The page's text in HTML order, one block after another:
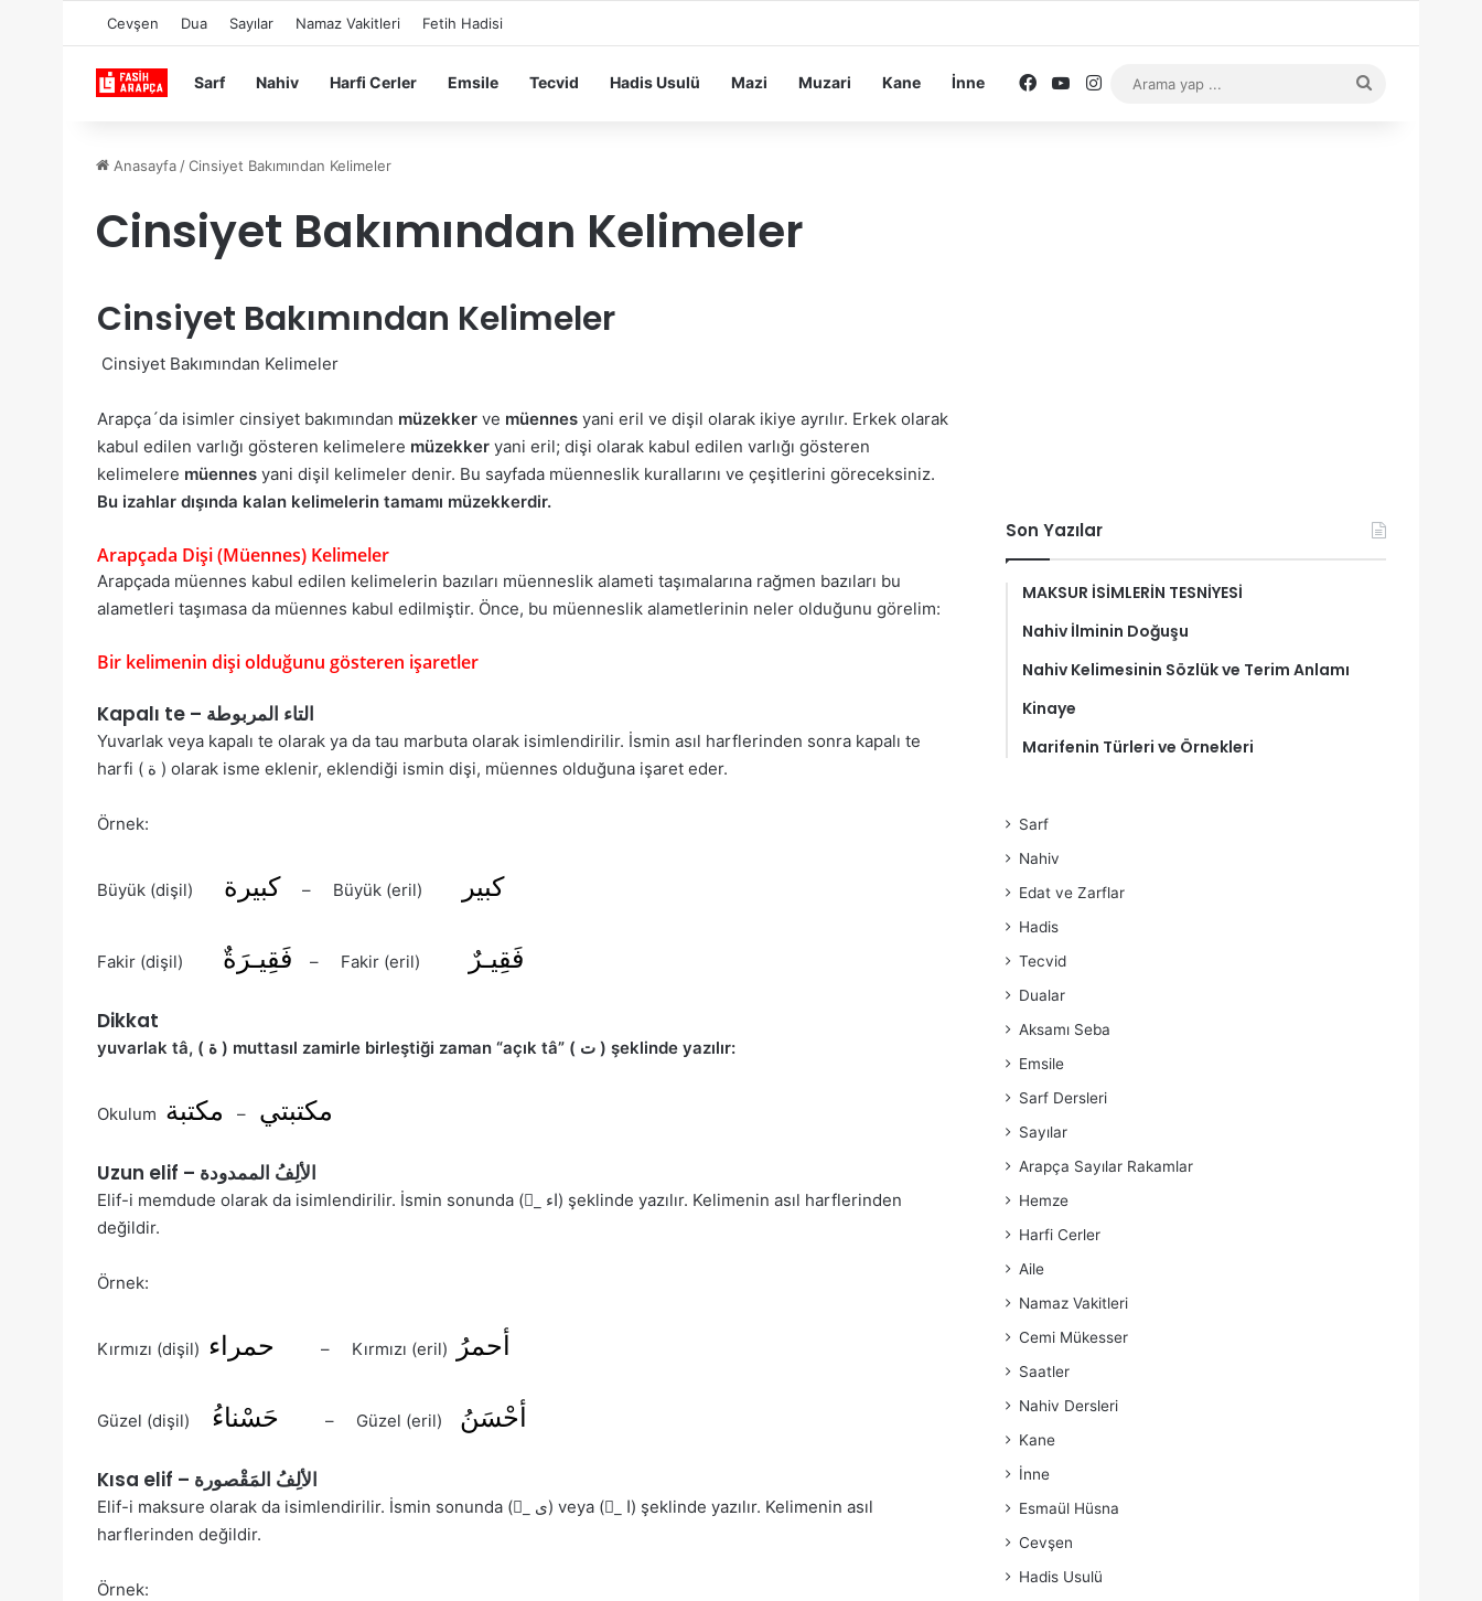
Cevşen Dua Sayılar Namaz Vakitleri Fetih Hadisi
Sarf Nahiv Harfi Cerler Emsile Tecvid Hadis Usulü Mazi Muzari Kane İnne Facebook
YouTube
Instagram
Anasayfa /Cinsiyet Bakımından Kelimeler
Cinsiyet Bakımından Kelimeler
Cinsiyet Bakımından Kelimeler
Cinsiyet Bakımından Kelimeler
Arapça´da isimler cinsiyet bakımından müzekkerve müennesyani eril ve dişil olarak ikiye ayrılır. Erkek olarak
kabul edilen varlığı gösteren kelimelere müzekkeryani eril; dişi olarak kabul edilen varlığı gösteren
kelimelere müennesyani dişil kelimeler denir. Bu sayfada müenneslik kurallarını ve çeşitlerini göreceksiniz.
Bu izahlar dışında kalan kelimelerin tamamı müzekkerdir.
Arapçada Dişi (Müennes) Kelimeler
Arapçada müennes kabul edilen kelimelerin bazıları müenneslik alameti taşımalarına rağmen bazıları bu
alametleri taşımasa da müennes kabul edilmiştir. Önce, bu müenneslik alametlerinin neler olduğunu görelim:
Bir kelimenin dişi olduğunu gösteren işaretler
Kapalı te – التاء المربوطة
Yuvarlak veya kapalı te olarak ya da tau marbuta olarak isimlendirilir. İsmin asıl harflerinden sonra kapalı te
harfi ( ة ) olarak isme eklenir, eklendiği ismin dişi, müennes olduğuna işaret eder.
Örnek:
Büyük (dişil) كبيرة – Büyük (eril) كبير
Fakir (dişil) فَقِيـرَةٌ – Fakir (eril) فَقِيـرٌ
Dikkat
yuvarlak tâ, ( ة ) muttasıl zamirle birleştiği zaman “açık tâ” ( ت ) şeklinde yazılır:
Okulum مكتبتي – مكتبة
Uzun elif – الألِفُ الممدودة
Elif-i memdude olarak da isimlendirilir. İsmin sonunda (_َ اء) şeklinde yazılır. Kelimenin asıl harflerinden
değildir.
Örnek:
Kırmızı (dişil) – Kırmızı (eril) أحمرُ
Güzel (dişil) – Güzel (eril) أحْسَنُ
Kısa elif – الألِفُ المَقْصورة
Elif-i maksure olarak da isimlendirilir. İsmin sonunda (_َ ى) veya (_َ ا) şeklinde yazılır. Kelimenin asıl
harflerinden değildir.
Örnek:
Son Yazılar
MAKSUR İSİMLERİN TESNİYESİ
Nahiv İlminin Doğuşu
Nahiv Kelimesinin Sözlük ve Terim Anlamı
Kinaye
Marifenin Türleri ve Örnekleri
Sarf
Nahiv
Edat ve Zarflar
Hadis
Tecvid
Dualar
Aksamı Seba
Emsile
Sarf Dersleri
Sayılar
Arapça Sayılar Rakamlar
Hemze
Harfi Cerler
Aile
Namaz Vakitleri
Cemi Mükesser
Saatler
Nahiv Dersleri
Kane
İnne
Esmaül Hüsna
Cevşen
Hadis Usulü